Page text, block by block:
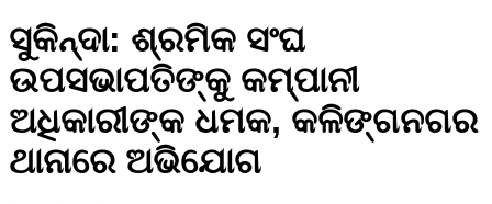
ସୁକିନ୍ଦା: ଶ୍ରମିକ ସଂଘ
ଉପସଭାପତିଙ୍କୁ କମ୍ପାନୀ
ଅଧିକାରୀଙ୍କ ଧମକ, କଳିଙ୍ଗନଗର
ଥାନାରେ ଅଭିଯୋଗ